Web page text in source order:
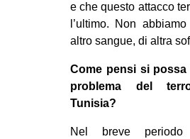
e che questo attacco
l’ultimo. Non
altro sangue, di altra
Come pensi si possa
problema del
Tunisia?
Nel breve periodo